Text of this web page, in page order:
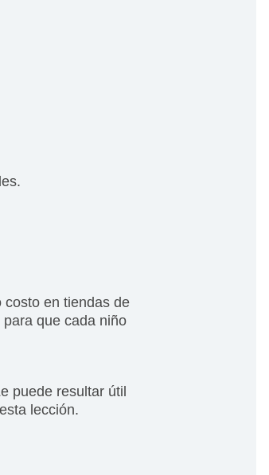
costo en tiendas de
que cada niño
puede resultar útil
lección.